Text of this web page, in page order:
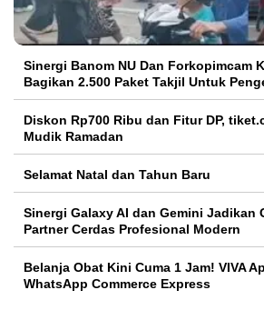
Sinergi Banom NU Dan Forkopimcam
Bagikan 2.500 Paket Takjil Untuk
Diskon Rp700 Ribu dan Fitur DP,
Mudik Ramadan
Selamat Natal dan Tahun Baru
Sinergi Galaxy AI dan Gemini Jadikan
Partner Cerdas Profesional Modern
Belanja Obat Kini Cuma 1 Jam! VIVA
WhatsApp Commerce Express